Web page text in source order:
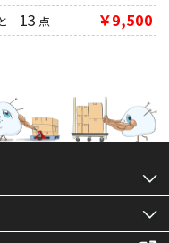
13 点 ￥9,500